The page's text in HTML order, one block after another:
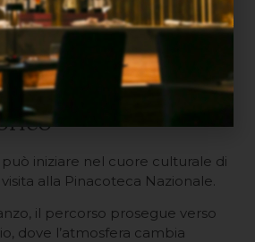
d’arte a
contemporanea
iniziare nel cuore culturale di
alla Pinacoteca Nazionale.
il percorso prosegue verso
dove l’atmosfera cambia